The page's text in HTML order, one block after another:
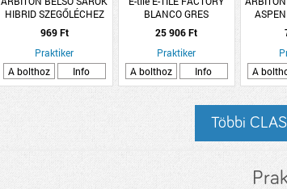
HIBRID SZEGŐLÉCHEZ
VIGO 60 KAUKÁZUSI
TÖLGY 2DB/CSOMAG
969 Ft
Praktiker
A bolthoz
Info
BLANCO GRES
PADLÓLAP 60X120CM,
1,44M2/CSOMAG, ANTIK
FEHÉR, PEI2, &lt;R9,
FAGYÁLLÓ
25 906 Ft
Praktiker
A bolthoz
Info
A
Többi